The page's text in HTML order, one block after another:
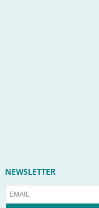
NEWSLETTER